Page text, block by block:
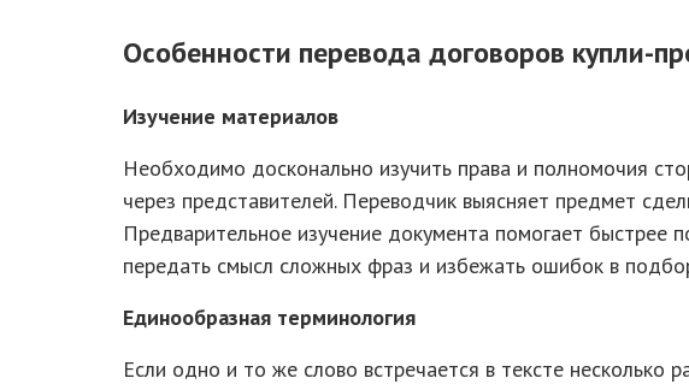
Особенности перевода договоров купли-
Изучение материалов
Необходимо досконально изучить права и полномочия
через представителей. Переводчик выясняет предмет
Предварительное изучение документа помогает быстрее
передать смысл сложных фраз и избежать ошибок в
Единообразная терминология
Если одно и то же слово встречается в тексте несколько